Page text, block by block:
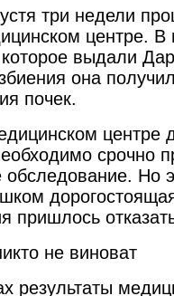
три недели
центре. В
выдали
она
почек.
центре
срочно
обследование. Но
пришлось
не виноват
результаты